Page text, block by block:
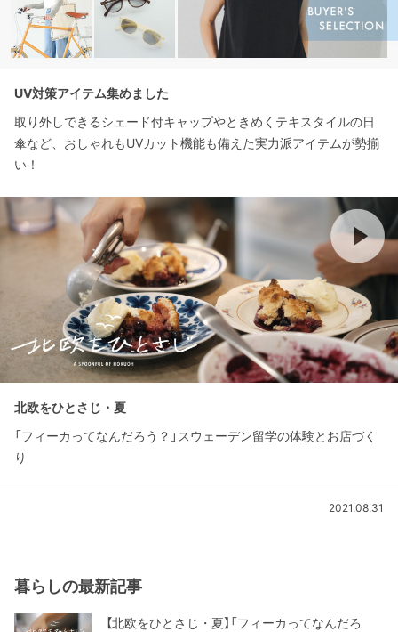
UV対策アイテム集めました
取り外しできるシェード付キャップやときめくテキスタイルの日
傘など、おしゃれもUVカット機能も備えた実力派アイテムが勢揃
い！
北欧をひとさじ・夏
「フィーカってなんだろう？」スウェーデン留学の体験とお店づく
り
2021.08.31
暮らしの最新記事
【北欧をひとさじ・夏】「フィーカってなんだろ